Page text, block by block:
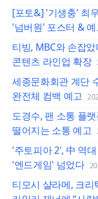
[포토&] '기생충' 최
'넘버원' 포스터 &
티빙, MBC와 손잡
콘텐츠 라인업 확장
세종문화회관 계단
완전체 컴백 예고
도경수, 팬 소통 플
떨어지는 소통 예고
'주토피아 2', 中 역
'엔드게임' 넘었다
티모시 샬라메, 크